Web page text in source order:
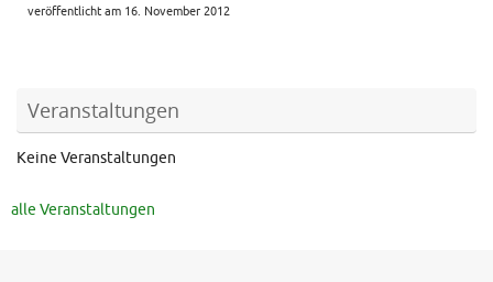
veröffentlicht am 16. November 2012
Veranstaltungen
Keine Veranstaltungen
alle Veranstaltungen